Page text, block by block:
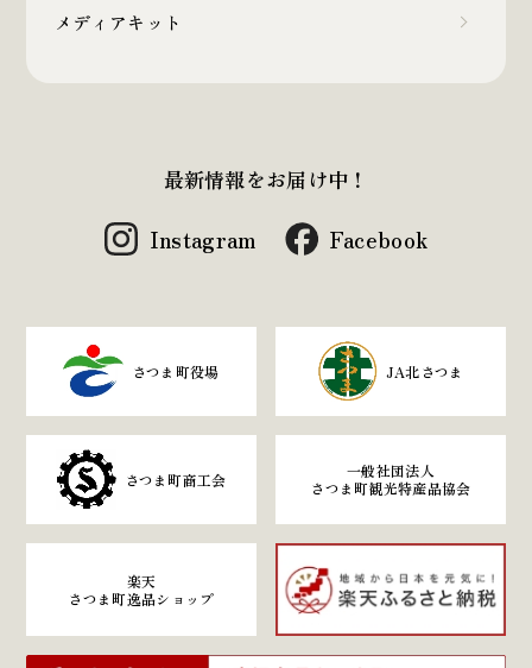
メディアキット
最新情報をお届け中！
Instagram Facebook
さつま町役場 JA北さつま
さつま町商工会
一般社団法人
さつま町観光特産品協会
楽天
さつま町逸品ショップ